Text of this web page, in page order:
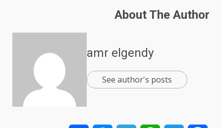
About The Author
amr elgendy
See author's posts